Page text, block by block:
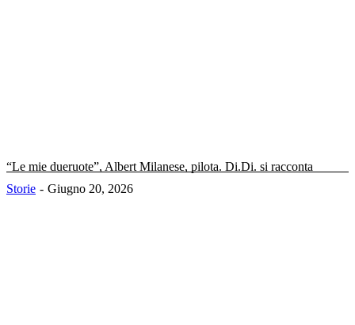
“Le mie dueruote”, Albert Milanese, pilota. Di.Di. si racconta
Storie
Giugno 20, 2026